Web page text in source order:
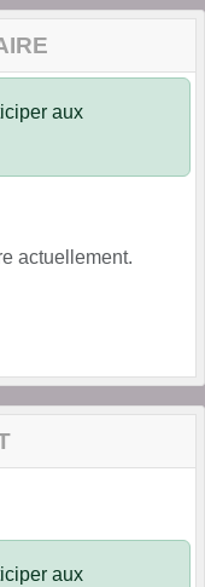
aux
actuellement.
aux